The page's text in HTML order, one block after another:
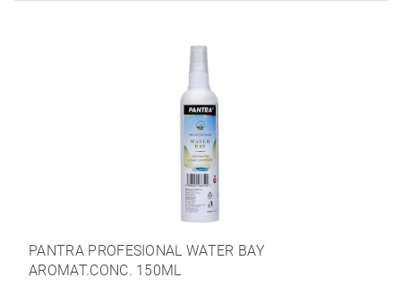
PANTRA PROFESIONAL WATER BAY
AROMAT.CONC. 150ML